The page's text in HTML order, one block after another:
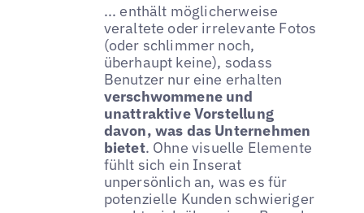
... enthält möglicherweise
veraltete oder irrelevante Fotos
(oder schlimmer noch,
überhaupt keine), sodass
Benutzer nur eine erhalten
verschwommene und
unattraktive Vorstellung
davon, was das Unternehmen
bietet. Ohne visuelle Elemente
fühlt sich ein Inserat
unpersönlich an, was es für
potenzielle Kunden schwieriger